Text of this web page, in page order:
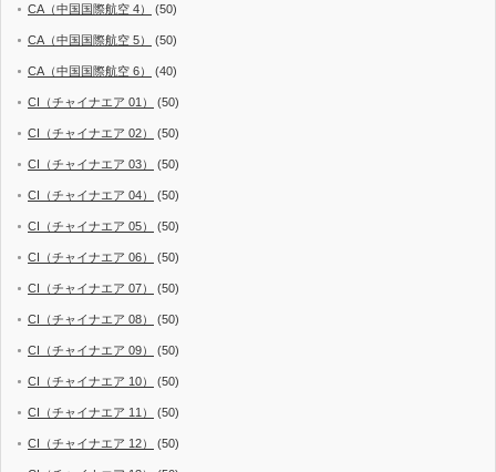
CA（中国国際航空 4） (50)
CA（中国国際航空 5） (50)
CA（中国国際航空 6） (40)
CI（チャイナエア 01） (50)
CI（チャイナエア 02） (50)
CI（チャイナエア 03） (50)
CI（チャイナエア 04） (50)
CI（チャイナエア 05） (50)
CI（チャイナエア 06） (50)
CI（チャイナエア 07） (50)
CI（チャイナエア 08） (50)
CI（チャイナエア 09） (50)
CI（チャイナエア 10） (50)
CI（チャイナエア 11） (50)
CI（チャイナエア 12） (50)